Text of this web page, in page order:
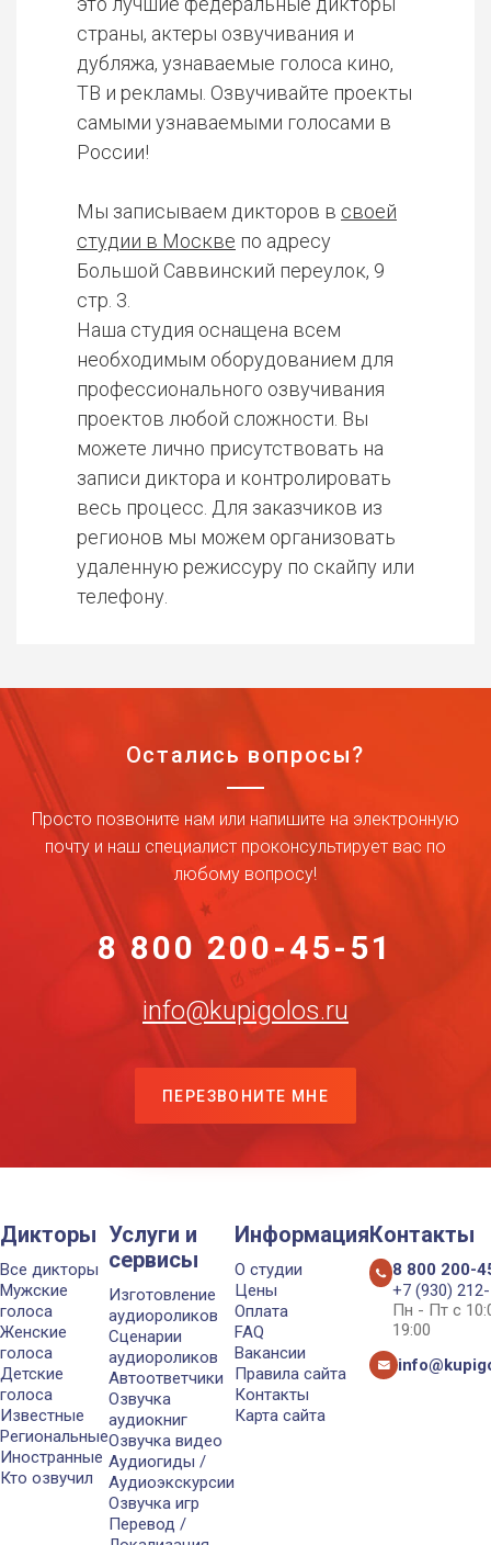
страны, актеры озвучивания и
дубляжа, узнаваемые голоса кино,
ТВ и рекламы. Озвучивайте проекты
самыми узнаваемыми голосами в
России!
Мы записываем дикторов в своей
студии в Москве по адресу
Большой Саввинский переулок, 9
стр. 3.
Наша студия оснащена всем
необходимым оборудованием для
профессионального озвучивания
проектов любой сложности. Вы
можете лично присутствовать на
записи диктора и контролировать
весь процесс. Для заказчиков из
регионов мы можем организовать
удаленную режиссуру по скайпу или
телефону.
Остались вопросы?
Просто позвоните нам или напишите на электронную
почту и наш специалист проконсультирует вас по
любому вопросу!
8 800 200-45-51
info@kupigolos.ru
ПЕРЕЗВОНИТЕ МНЕ
Дикторы
Все дикторы
Мужские
голоса
Женские
голоса
Детские
голоса
Известные
Региональные
Иностранные
Кто озвучил
Услуги и
сервисы
Изготовление
аудиороликов
Сценарии
аудиороликов
Автоответчики
Озвучка
аудиокниг
Озвучка видео
Аудиогиды /
Аудиоэкскурсии
Озвучка игр
Перевод /
Информация
О студии
Цены
Оплата
FAQ
Вакансии
Правила сайта
Контакты
Карта сайта
Контакты
8 800 200-
+7 (930)
Пн - Пт с
19:00